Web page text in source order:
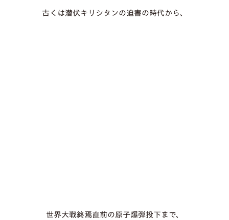
古くは潜伏キリシタンの迫害の時代から、
世界大戦終焉直前の原子爆弾投下まで、